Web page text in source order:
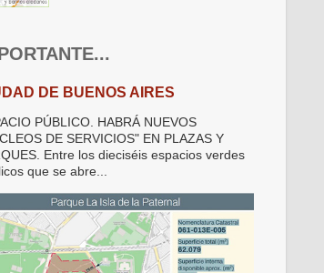
DE BUENOS AIRES
PÚBLICO. HABRÁ NUEVOS
DE SERVICIOS" EN PLAZAS Y
Entre los dieciséis espacios verdes
que se abre...